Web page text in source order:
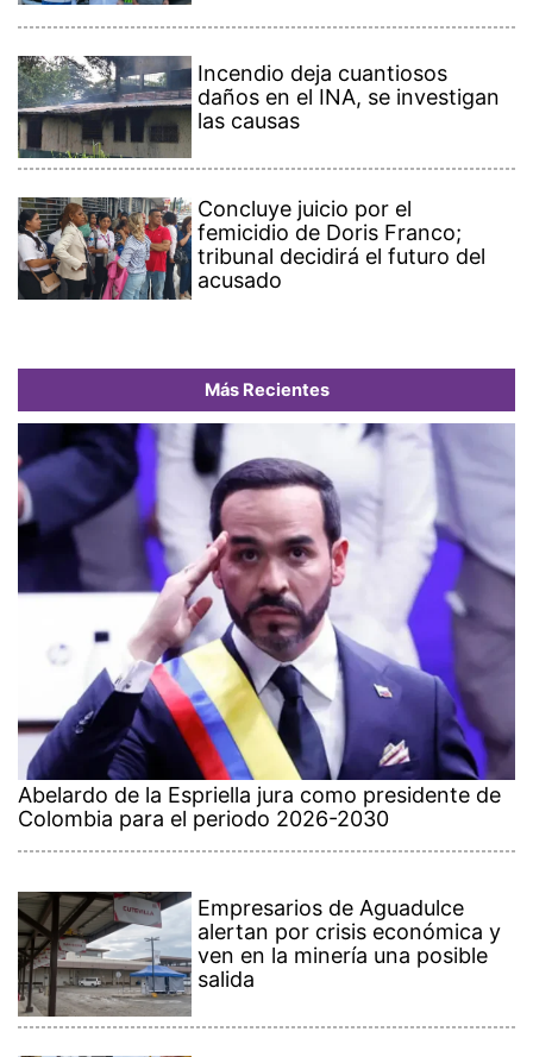
Incendio deja cuantiosos
daños en el INA, se investigan
las causas
Concluye juicio por el
femicidio de Doris Franco;
tribunal decidirá el futuro del
acusado
Más Recientes
Abelardo de la Espriella jura como presidente de
Colombia para el periodo 2026-2030
Empresarios de Aguadulce
alertan por crisis económica y
ven en la minería una posible
salida